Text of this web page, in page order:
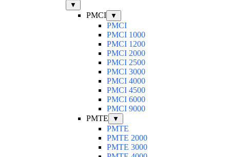
▼
PMCI ▼
PMCI
PMCI 1000
PMCI 1200
PMCI 2000
PMCI 2500
PMCI 3000
PMCI 4000
PMCI 4500
PMCI 6000
PMCI 9000
PMTE
▼
PMTE
PMTE 2000
PMTE 3000